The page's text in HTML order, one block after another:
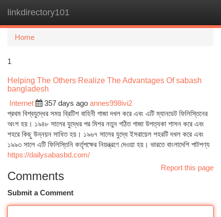
linkdirectory101
Home
1
Helping The Others Realize The Advantages Of sabash
bangladesh
Internet
357 days ago annes998ivi2
প্রথম বিশ্বযুদ্ধের সময় ব্রিটিশ বাহিনী গাজা দখল করে এবং এটি ম্যানডেট ফিলিস্তিনের
অংশ হয়। ১৯৪৮ সালের যুদ্ধের পর মিশর নতুন গঠিত গাজা উপত্যকা শাসন করে এবং
শহরে কিছু উন্নয়ন সাধিত হয়। ১৯৬৭ সালের যুদ্ধে ইসরায়েল শহরটি দখল করে এবং
১৯৯৩ সালে এটি ফিলিস্তিনি কর্তৃপক্ষের নিয়ন্ত্রণে দেওয়া হয়। ভারতে বাংলাদেশি পাটপণ্য
https://dailysabasbd.com/
Report this page
Comments
Submit a Comment